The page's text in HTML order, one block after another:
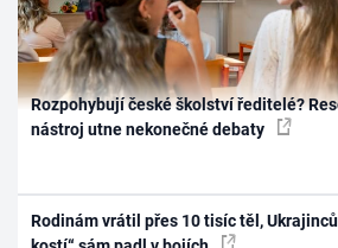
Rozpohybují české školství ředitelé?
nástroj utne nekonečné debaty
Rodinám vrátil přes 10 tisíc těl, Ukrajinců